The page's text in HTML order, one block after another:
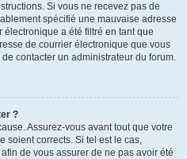
Si vous ne recevez pas de
spécifié une mauvaise adresse
a été filtré en tant que
de courrier électronique que vous
contacter un administrateur du forum.
?
Assurez-vous avant tout que votre
soient corrects. Si tel est le cas,
de vous assurer de ne pas avoir été